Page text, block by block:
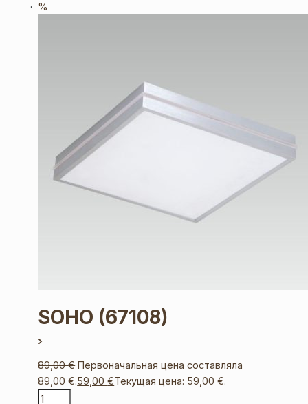
%
SOHO (67108)
89,00€ Первоначальная цена составляла
89,00 €.59,00€Текущая цена: 59,00 €.